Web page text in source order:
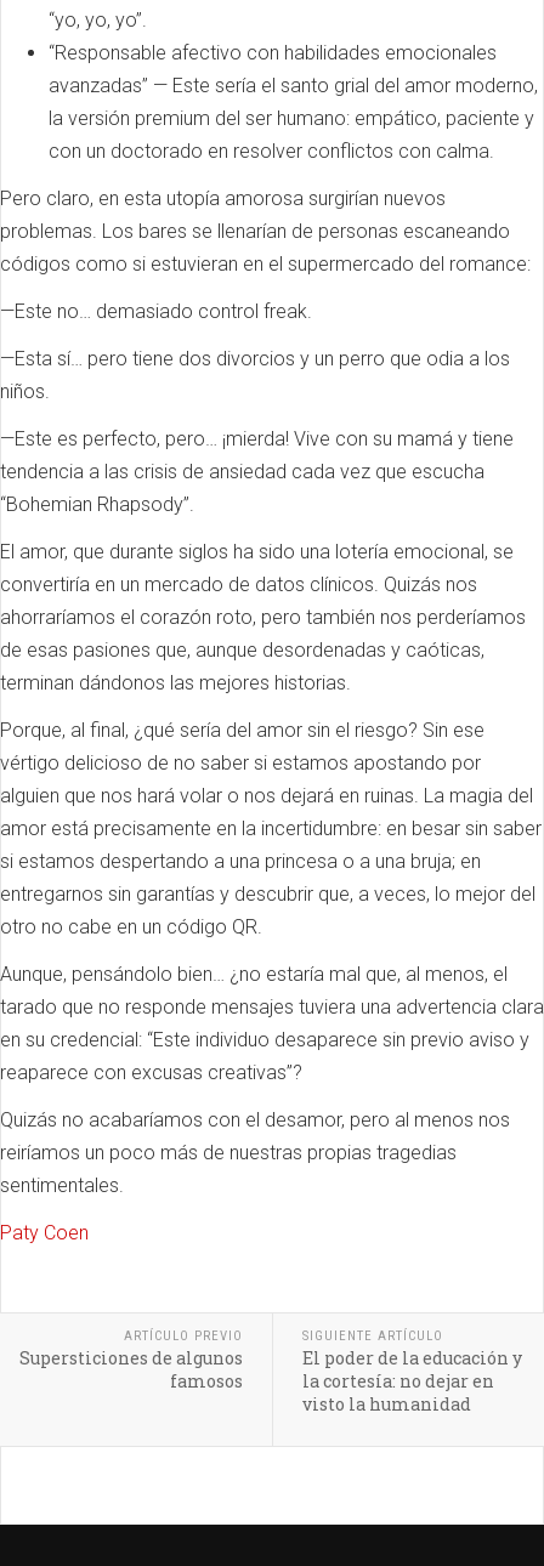
“yo, yo, yo”.
“Responsable afectivo con habilidades emocionales
avanzadas” — Este sería el santo grial del amor moderno,
la versión premium del ser humano: empático, paciente y
con un doctorado en resolver conflictos con calma.
Pero claro, en esta utopía amorosa surgirían nuevos
problemas. Los bares se llenarían de personas escaneando
códigos como si estuvieran en el supermercado del romance:
—Este no… demasiado control freak.
—Esta sí… pero tiene dos divorcios y un perro que odia a los
niños.
—Este es perfecto, pero… ¡mierda! Vive con su mamá y tiene
tendencia a las crisis de ansiedad cada vez que escucha
“Bohemian Rhapsody”.
El amor, que durante siglos ha sido una lotería emocional, se
convertiría en un mercado de datos clínicos. Quizás nos
ahorraríamos el corazón roto, pero también nos perderíamos
de esas pasiones que, aunque desordenadas y caóticas,
terminan dándonos las mejores historias.
Porque, al final, ¿qué sería del amor sin el riesgo? Sin ese
vértigo delicioso de no saber si estamos apostando por
alguien que nos hará volar o nos dejará en ruinas. La magia del
amor está precisamente en la incertidumbre: en besar sin saber
si estamos despertando a una princesa o a una bruja; en
entregarnos sin garantías y descubrir que, a veces, lo mejor del
otro no cabe en un código QR.
Aunque, pensándolo bien… ¿no estaría mal que, al menos, el
tarado que no responde mensajes tuviera una advertencia clara
en su credencial: “Este individuo desaparece sin previo aviso y
reaparece con excusas creativas”?
Quizás no acabaríamos con el desamor, pero al menos nos
reiríamos un poco más de nuestras propias tragedias
sentimentales.
Paty Coen
ARTÍCULO PREVIO
Supersticiones de algunos
famosos
SIGUIENTE ARTÍCULO
El poder de la educación y
la cortesía: no dejar en
visto la humanidad